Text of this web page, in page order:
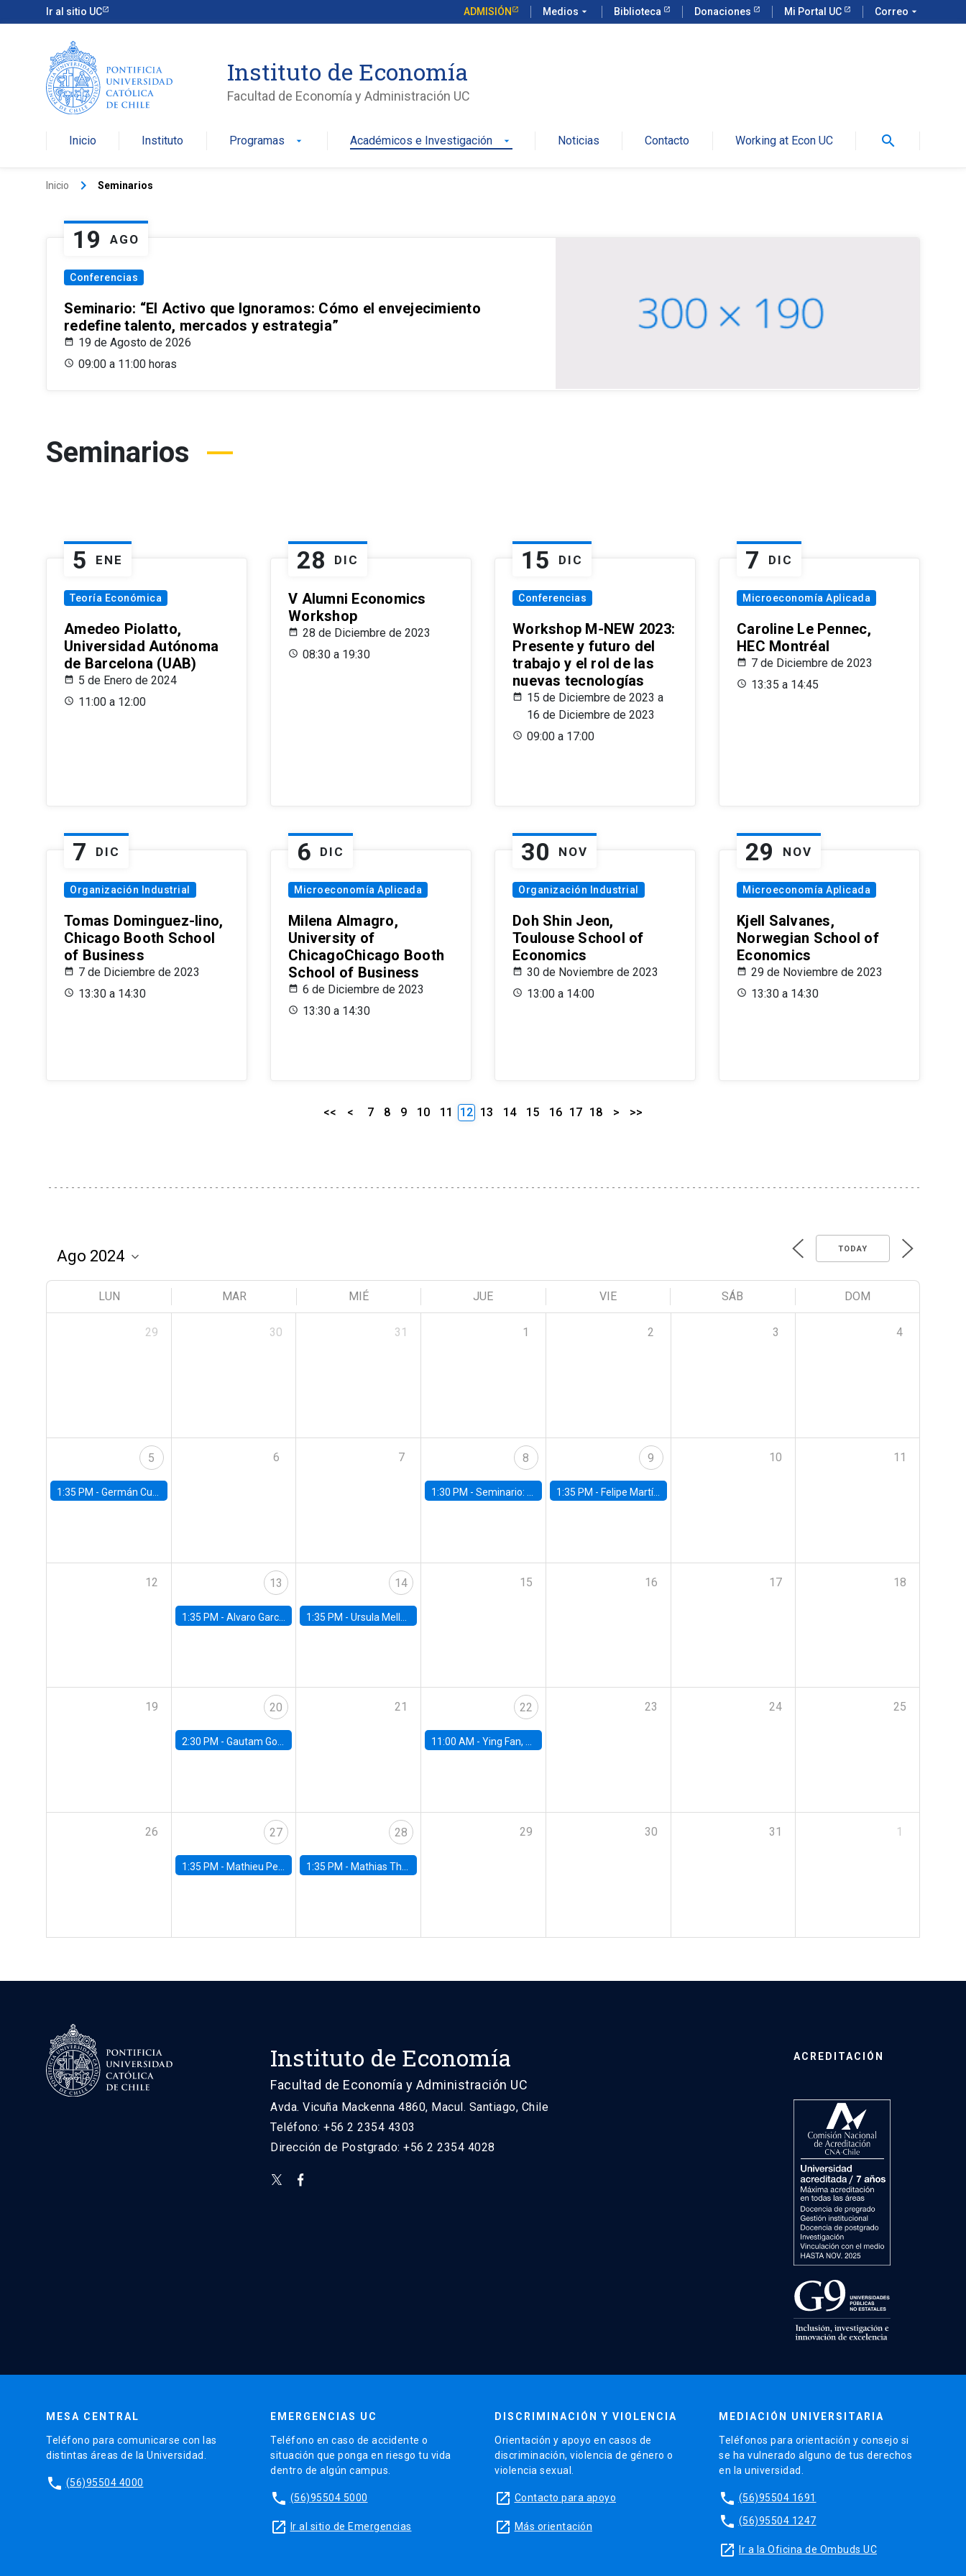
Ir al sitio UC ADMISIÓN Medios arrow_drop_down Biblioteca Donaciones Mi Portal UC Correo arrow_drop_down
Instituto de Economía
Facultad de Economía y Administración UC
Inicio Instituto Programas arrow_drop_down Académicos e Investigación arrow_drop_down Noticias Contacto Working at Econ UC search
Inicio keyboard_arrow_right Seminarios
19 AGO
Conferencias
Seminario: “El Activo que Ignoramos: Cómo el envejecimiento
redefine talento, mercados y estrategia”
19 de Agosto de 2026
09:00 a 11:00 horas
Seminarios
5 ENE
Teoría Económica
Amedeo Piolatto,
Universidad Autónoma
de Barcelona (UAB)
5 de Enero de 2024
11:00 a 12:00
28 DIC
V Alumni Economics
Workshop
28 de Diciembre de 2023
08:30 a 19:30
15 DIC
Conferencias
Workshop M-NEW 2023:
Presente y futuro del
trabajo y el rol de las
nuevas tecnologías
15 de Diciembre de 2023 a
16 de Diciembre de 2023
09:00 a 17:00
7 DIC
Microeconomía Aplicada
Caroline Le Pennec,
HEC Montréal
7 de Diciembre de 2023
13:35 a 14:45
7 DIC
Organización Industrial
Tomas Dominguez-Iino,
Chicago Booth School
of Business
7 de Diciembre de 2023
13:30 a 14:30
6 DIC
Microeconomía Aplicada
Milena Almagro,
University of
ChicagoChicago Booth
School of Business
6 de Diciembre de 2023
13:30 a 14:30
30 NOV
Organización Industrial
Doh Shin Jeon,
Toulouse School of
Economics
30 de Noviembre de 2023
13:00 a 14:00
29 NOV
Microeconomía Aplicada
Kjell Salvanes,
Norwegian School of
Economics
29 de Noviembre de 2023
13:30 a 14:30
<< < 7 8 9 10 11 12 13 14 15 16 17 18 > >>
TODAY
LUN MAR MIÉ JUE VIE SÁB DOM
29 30 31 1 2 3 4
5
1:35 PM - Germán Cubas, University of Houston
6 7 8
1:30 PM -Seminario: “Recuperando la humanidad para progresar en la era de la IA»
9
1:35 PM - Felipe Martínez, alumno Doctorado en Economía UC
10 11
12 13
1:35 PM - Alvaro Garcia-Marin, Universidad de Los Andes
14
1:35 PM -Ursula Mello, Insper - Institute of Education and Research
15 16 17 18
19 20
2:30 PM - Gautam Gowrisankaran, Columbia University
21 22
11:00 AM -Ying Fan, University of Michigan
23 24 25
26 27
1:35 PM - Mathieu Pedemonte, IDB
28
1:35 PM - Mathias Thoenig, University of Lausanne
29 30 31 1
Instituto de Economía
Facultad de Economía y Administración UC
Avda. Vicuña Mackenna 4860, Macul. Santiago, Chile
Teléfono: +56 2 2354 4303
Dirección de Postgrado: +56 2 2354 4028
ACREDITACIÓN
MESA CENTRAL
Teléfono para comunicarse con las
distintas áreas de la Universidad.
phone (56)95504 4000
EMERGENCIAS UC
Teléfono en caso de accidente o
situación que ponga en riesgo tu vida
dentro de algún campus.
phone (56)95504 5000
launch Ir al sitio de Emergencias
DISCRIMINACIÓN Y VIOLENCIA
Orientación y apoyo en casos de
discriminación, violencia de género o
violencia sexual.
launch Contacto para apoyo
launch Más orientación
MEDIACIÓN UNIVERSITARIA
Teléfonos para orientación y consejo si
se ha vulnerado alguno de tus derechos
en la universidad.
phone (56)95504 1691
phone (56)95504 1247
launch Ir a la Oficina de Ombuds UC